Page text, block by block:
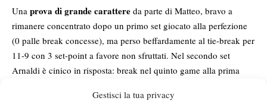
Gestisci la tua privacy
Una prova di grande carattere da parte di Matteo, bravo a
rimanere concentrato dopo un primo set giocato alla perfezione
(0 palle break concesse), ma perso beffardamente al tie-break per
11-9 con 3 set-point a favore non sfruttati. Nel secondo set
Arnaldi è cinico in risposta: break nel quinto game alla prima
servizio a Griekspoor.